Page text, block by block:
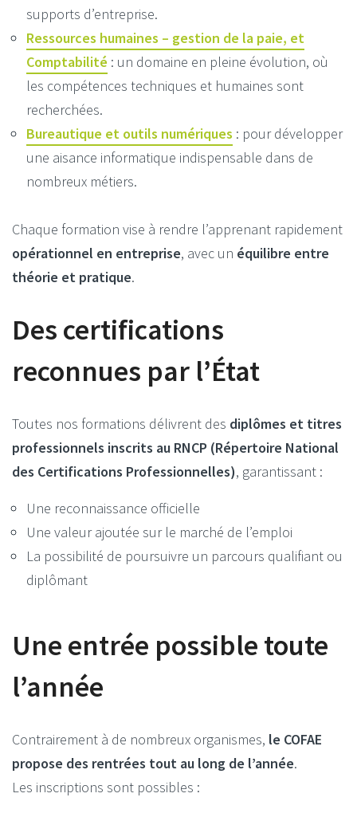
supports d’entreprise.
Ressources humaines – gestion de la paie, et
Comptabilité : un domaine en pleine évolution, où
les compétences techniques et humaines sont
recherchées.
Bureautique et outils numériques : pour développer
une aisance informatique indispensable dans de
nombreux métiers.
Chaque formation vise à rendre l’apprenant rapidement
opérationnel en entreprise, avec un équilibre entre
théorie et pratique.
Des certifications
reconnues par l’État
Toutes nos formations délivrent des diplômes et titres
professionnels inscrits au RNCP (Répertoire National
des Certifications Professionnelles), garantissant :
Une reconnaissance officielle
Une valeur ajoutée sur le marché de l’emploi
La possibilité de poursuivre un parcours qualifiant ou
diplômant
Une entrée possible toute
l’année
Contrairement à de nombreux organismes, le COFAE
propose des rentrées tout au long de l’année.
Les inscriptions sont possibles :